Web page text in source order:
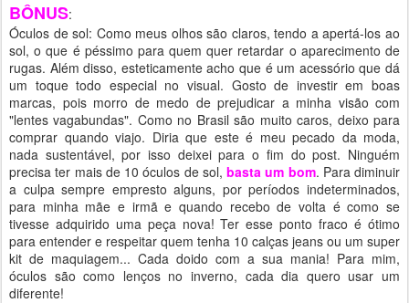
BÔNUS:
Óculos de sol: Como meus olhos são claros, tendo a apertá-los ao
sol, o que é péssimo para quem quer retardar o aparecimento de
rugas. Além disso, esteticamente acho que é um acessório que dá
um toque todo especial no visual. Gosto de investir em boas
marcas, pois morro de medo de prejudicar a minha visão com
"lentes vagabundas". Como no Brasil são muito caros, deixo para
comprar quando viajo. Diria que este é meu pecado da moda,
nada sustentável, por isso deixei para o fim do post. Ninguém
precisa ter mais de 10 óculos de sol, basta um bom. Para diminuir
a culpa sempre empresto alguns, por períodos indeterminados,
para minha mãe e irmã e quando recebo de volta é como se
tivesse adquirido uma peça nova! Ter esse ponto fraco é ótimo
para entender e respeitar quem tenha 10 calças jeans ou um super
kit de maquiagem... Cada doido com a sua mania! Para mim,
óculos são como lenços no inverno, cada dia quero usar um
diferente!